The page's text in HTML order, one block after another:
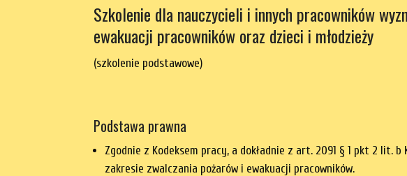
Szkolenie dla nauczycieli i innych pracowników
ewakuacji pracowników oraz dzieci i młodzieży
(szkolenie podstawowe)
Podstawa prawna
Zgodnie z Kodeksem pracy, a dokładnie z art. 2091 § 1 pkt 2 lit.
zakresie zwalczania pożarów i ewakuacji pracowników.